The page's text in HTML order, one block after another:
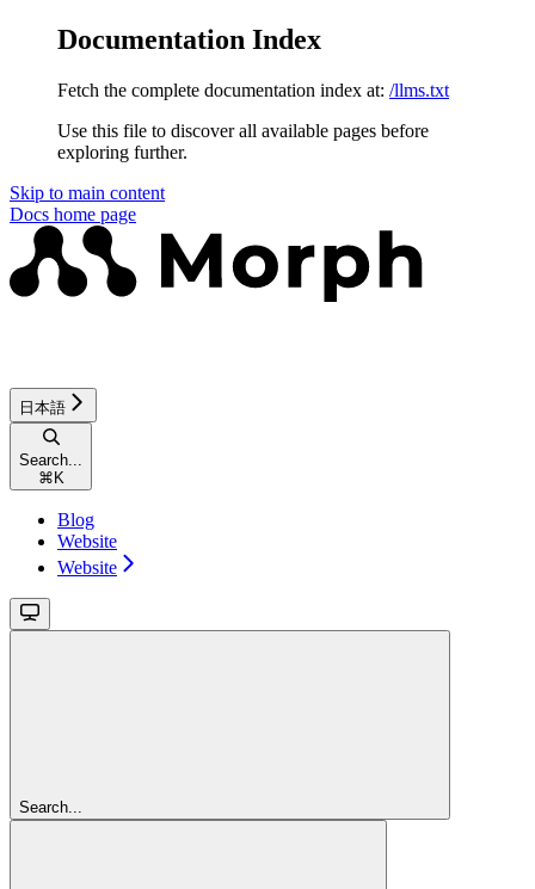
Documentation Index
Fetch the complete documentation index at: /llms.txt
Use this file to discover all available pages before
exploring further.
Skip to main content
Docs home page
日本語
Search...
⌘ K
Blog
Website
Website
Search...